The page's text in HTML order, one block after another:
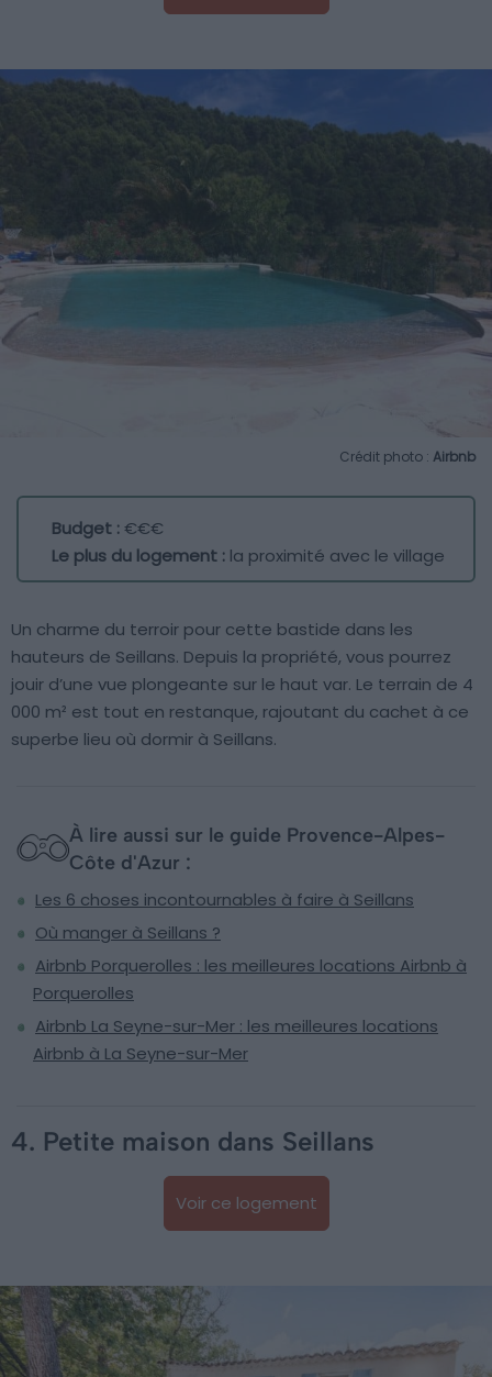
Crédit photo : Airbnb
Budget :€€€
Le plus du logement : la proximité avec le village
Un charme du terroir pour cette bastide dans les
hauteurs de Seillans. Depuis la propriété, vous pourrez
jouir d’une vue plongeante sur le haut var. Le terrain de 4
000 m² est tout en restanque, rajoutant du cachet à ce
superbe lieu où dormir à Seillans.
À lire aussi sur le guide Provence-Alpes-
Côte d'Azur :
Les 6 choses incontournables à faire à Seillans
Où manger à Seillans ?
Airbnb Porquerolles : les meilleures locations Airbnb à
Porquerolles
Airbnb La Seyne-sur-Mer : les meilleures locations
Airbnb à La Seyne-sur-Mer
4. Petite maison dans Seillans
Voir ce logement